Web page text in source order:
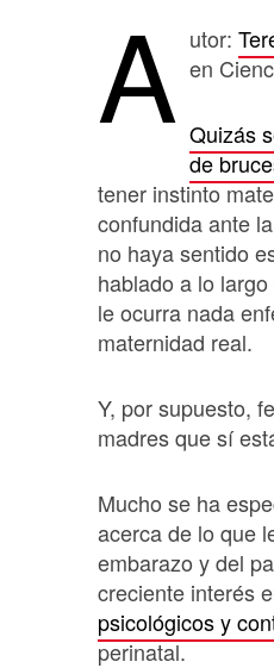
A utor:
en
Quizás
de
tener instinto
confundida ante
no haya sentido
hablado a lo
le ocurra nada
maternidad real.
Y, por supuesto,
madres que sí
Mucho se ha
acerca de lo que
embarazo y del
creciente interés
psicológicos y
perinatal.